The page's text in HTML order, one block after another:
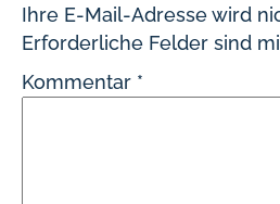
Ihre E-Mail-Adresse wird
Erforderliche Felder sind
Kommentar *